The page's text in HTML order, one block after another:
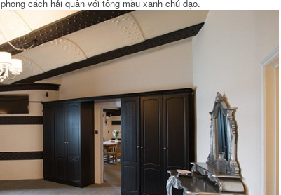
cách hải quân với tông màu xanh chủ đạo.